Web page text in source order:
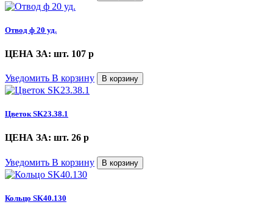
Отвод ф 20 уд.
ЦЕНА ЗА: шт. 107 p
Уведомить В корзину В корзину
Цветок SK23.38.1
ЦЕНА ЗА: шт. 26 p
Уведомить В корзину В корзину
Кольцо SK40.130